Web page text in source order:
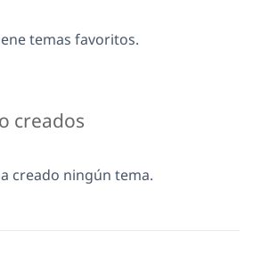
temas favoritos.
creados
creado ningún tema.